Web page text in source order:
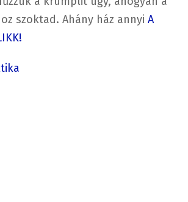
szoktad. Ahány ház annyi A